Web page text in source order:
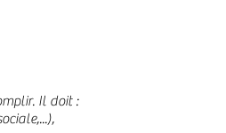
Il doit :